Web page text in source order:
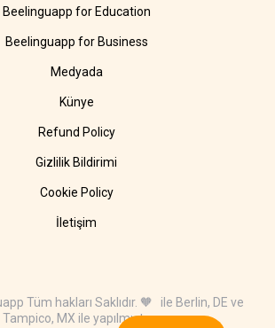
Beelinguapp for Education
Beelinguapp for Business
Medyada
Künye
Refund Policy
Gizlilik Bildirimi
Cookie Policy
İletişim
Tüm hakları Saklıdır. 🧡 ile Berlin, DE ve
Tampico, MX ile yapılmıştır